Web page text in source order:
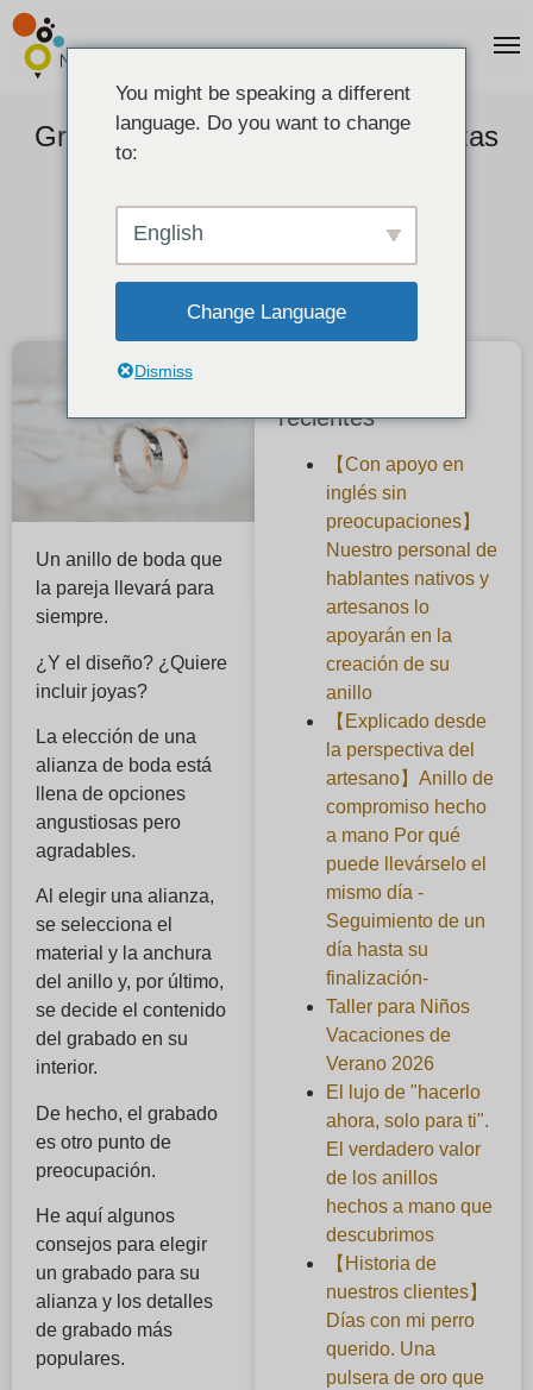
Grabado recomendado para alianzas
Un anillo de boda que
la pareja llevará para
siempre.
¿Y el diseño? ¿Quiere
incluir joyas?
La elección de una
alianza de boda está
llena de opciones
angustiosas pero
agradables.
Al elegir una alianza,
se selecciona el
material y la anchura
del anillo y, por último,
se decide el contenido
del grabado en su
interior.
De hecho, el grabado
es otro punto de
preocupación.
He aquí algunos
consejos para elegir
un grabado para su
alianza y los detalles
de grabado más
populares.
recientes
【Con apoyo en
inglés sin
preocupaciones】
Nuestro personal de
hablantes nativos y
artesanos lo
apoyarán en la
creación de su
anillo
【Explicado desde
la perspectiva del
artesano】Anillo de
compromiso hecho
a mano Por qué
puede llevárselo el
mismo día -
Seguimiento de un
día hasta su
finalización-
Taller para Niños
Vacaciones de
Verano 2026
El lujo de "hacerlo
ahora, solo para ti".
El verdadero valor
de los anillos
hechos a mano que
descubrimos
【Historia de
nuestros clientes】
Días con mi perro
querido. Una
pulsera de oro que
You might be speaking a different
language. Do you want to change
to:
English
Change Language
Dismiss